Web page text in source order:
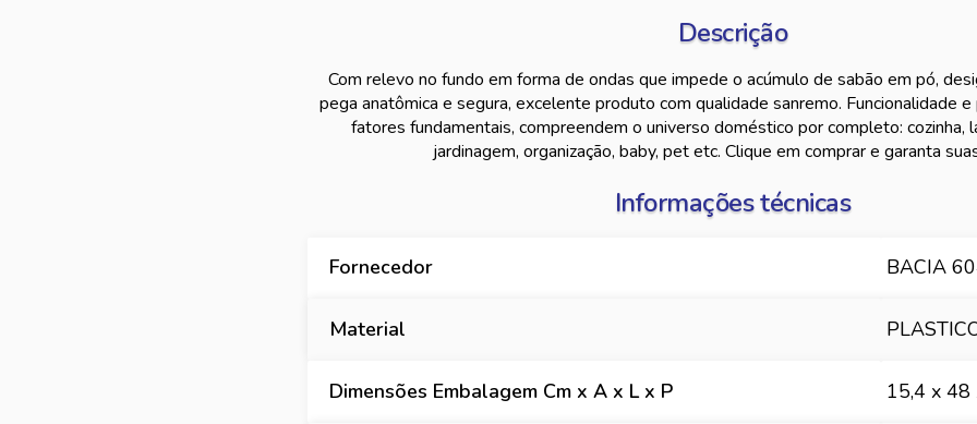
Descrição
Com relevo no fundo em forma de ondas que impede o acúmulo de sabão em pó,
pega anatômica e segura, excelente produto com qualidade sanremo. Funcionalidade
fatores fundamentais, compreendem o universo doméstico por completo: cozinha,
jardinagem, organização, baby, pet etc. Clique em comprar e garanta
Informações técnicas
Fornecedor BACIA
Material
Dimensões Embalagem Cm x A x L x P 15,4 x 48